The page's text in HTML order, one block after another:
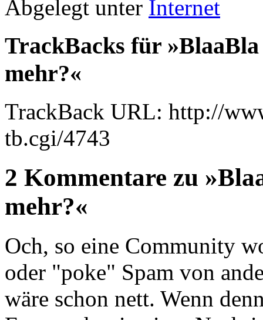
Abgelegt unter Internet
TrackBacks für
mehr?«
TrackBack URL: http://
tb.cgi/4743
2 Kommentare zu
mehr?«
Och, so eine Community
oder "poke" Spam von
wäre schon nett. Wenn